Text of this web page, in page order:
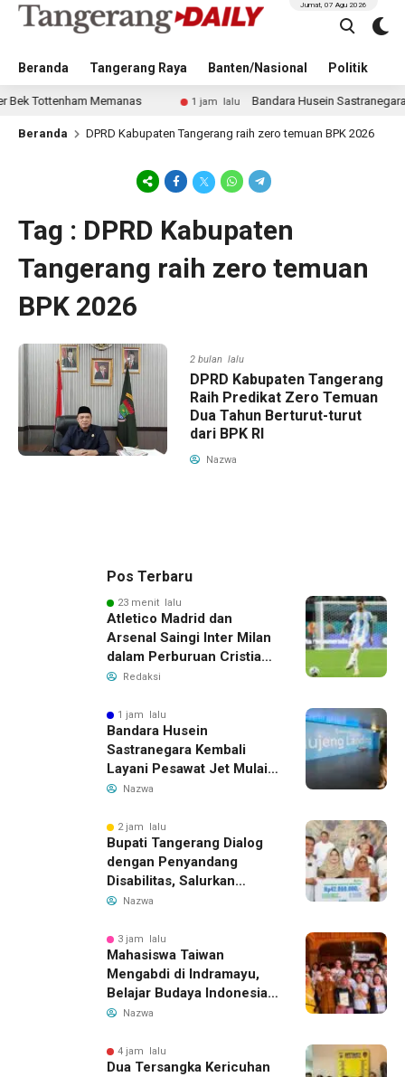
Beranda Tangerang Raya Banten/Nasional Politik
Jumat, 07 Agu 2026
Memanas 1 jam lalu Bandara Husein Sastranegara
Beranda DPRD Kabupaten Tangerang raih zero temuan BPK 2026
Tag : DPRD Kabupaten
Tangerang raih zero temuan
BPK 2026
2 bulan lalu
DPRD Kabupaten Tangerang
Raih Predikat Zero Temuan
Dua Tahun Berturut-turut
dari BPK RI
Nazwa
Pos Terbaru
23 menit lalu
Atletico Madrid dan
Arsenal Saingi Inter Milan
dalam Perburuan Cristian
Romero, Transfer Bek
Redaksi
1 jam lalu
Bandara Husein
Sastranegara Kembali
Layani Pesawat Jet Mulai
14 Agustus 2026, Garuda
Bandung-Denpasar
Nazwa
2 jam lalu
Bupati Tangerang Dialog
dengan Penyandang
Disabilitas, Salurkan
Bantuan dan Tampung
Nazwa
3 jam lalu
Mahasiswa Taiwan
Mengabdi di Indramayu,
Belajar Budaya Indonesia
dan Edukasi Pekerja
Nazwa
4 jam lalu
Dua Tersangka Kericuhan